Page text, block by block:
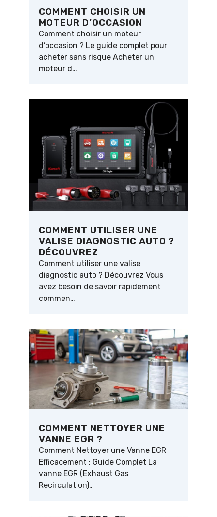
COMMENT CHOISIR UN
MOTEUR D’OCCASION
Comment choisir un moteur
d’occasion ? Le guide complet pour
acheter sans risque Acheter un
moteur d…
COMMENT UTILISER UNE
VALISE DIAGNOSTIC AUTO ?
DÉCOUVREZ
Comment utiliser une valise
diagnostic auto ? Découvrez Vous
avez besoin de savoir rapidement
commen…
COMMENT NETTOYER UNE
VANNE EGR ?
Comment Nettoyer une Vanne EGR
Efficacement : Guide Complet La
vanne EGR (Exhaust Gas
Recirculation)…